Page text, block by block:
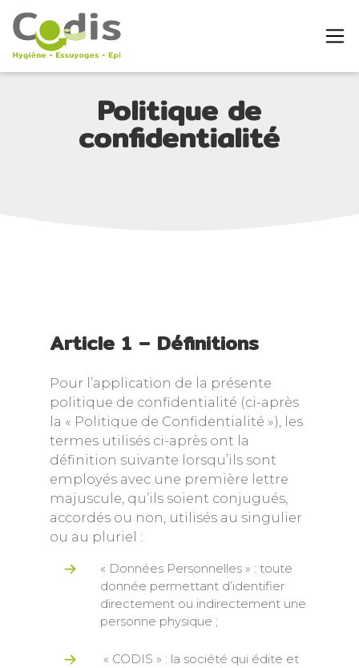
Politique de
confidentialité
Article 1 – Définitions
Pour l’application de la présente
politique de confidentialité (ci-après
la « Politique de Confidentialité »), les
termes utilisés ci-après ont la
définition suivante lorsqu’ils sont
employés avec une première lettre
majuscule, qu’ils soient conjugués,
accordés ou non, utilisés au singulier
ou au pluriel :
« Données Personnelles » : toute
donnée permettant d’identifier
directement ou indirectement une
personne physique ;
« CODIS » : la société qui édite et